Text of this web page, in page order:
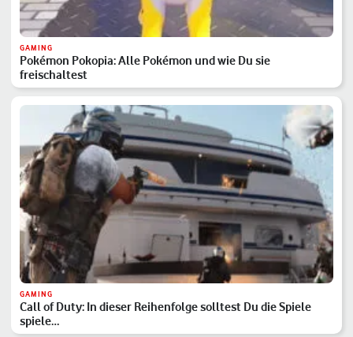
GAMING
Pokémon Pokopia: Alle Pokémon und wie Du sie
freischaltest
GAMING
Call of Duty: In dieser Reihenfolge solltest Du die Spiele
spiele…